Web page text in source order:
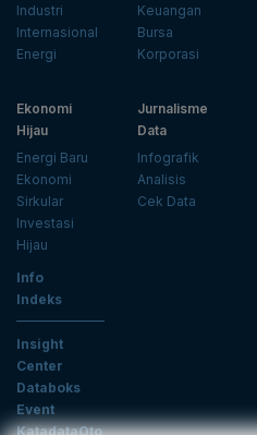
Industri
Internasional
Energi
Keuangan
Bursa
Korporasi
Ekonomi
Hijau
Energi Baru
Ekonomi
Sirkular
Investasi
Hijau
Jurnalisme
Data
Infografik
Analisis
Cek Data
Info
Indeks
Insight
Center
Databoks
Event
KatadataOto